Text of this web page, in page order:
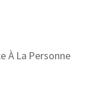
À La Personne